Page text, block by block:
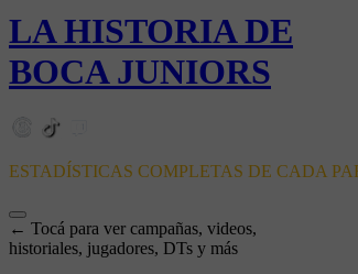
LA HISTORIA DE
BOCA JUNIORS
ESTADÍSTICAS COMPLETAS DE CADA
← Tocá para ver campañas, videos,
historiales, jugadores, DTs y más